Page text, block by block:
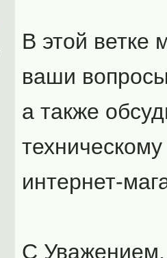
В этой ветке
ваши
а также
интернет-
С Уважением,